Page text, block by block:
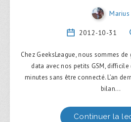
Marius
2012-10-31
Chez GeeksLeague, nous sommes
data avec nos petits GSM,
minutes sans être connecté. L’an
bilan…
Continuer la